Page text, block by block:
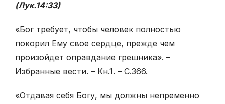
(Лук.14:33)
«Бог требует, чтобы человек полностью
покорил Ему свое сердце, прежде чем
произойдет оправдание грешника». –
Избранные вести. – Кн.1. – С.366.
«Отдавая себя Богу, мы должны непременно